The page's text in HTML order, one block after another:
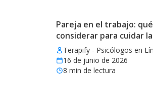
Pareja en el trabajo: qué
considerar para cuidar la
relación
Terapify - Psicólogos en
16 de junio de 2026
8 min de lectura